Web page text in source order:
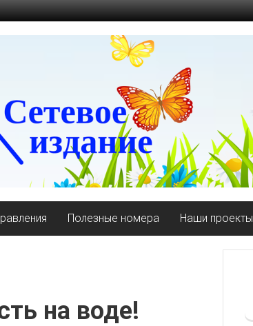
Полезные номера Наши проекты
на воде!